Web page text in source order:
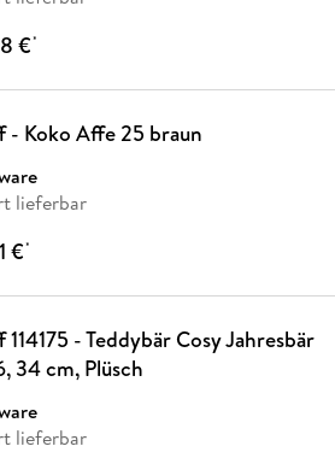
€*
- Koko Affe 25 braun
lieferbar
€*
114175 - Teddybär Cosy Jahresbär
34 cm, Plüsch
lieferbar